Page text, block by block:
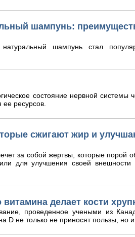
шампунь:
шампунь стал
состояние нервной системы
ресурсов.
сжигают жир и
за собой жертвы, которые порой
для улучшения своей внешности
витамина делает кости
проведенное учеными из
D не только не приносят пользы, но и